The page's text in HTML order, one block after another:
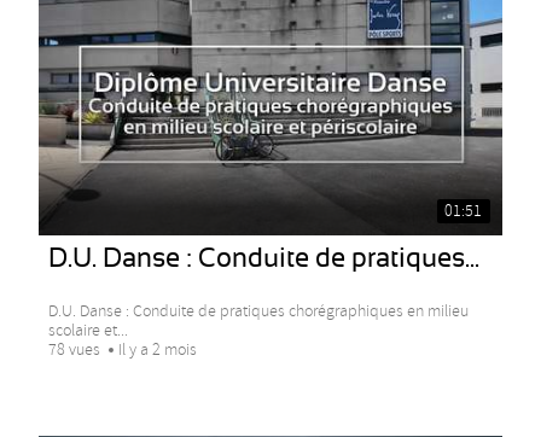
01:51
D.U. Danse : Conduite de pratiques...
D.U. Danse : Conduite de pratiques chorégraphiques en milieu
scolaire et...
78 vues
Il y a 2 mois